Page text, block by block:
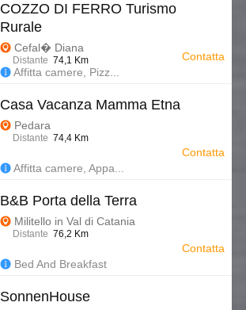
COZZO DI FERRO Turismo
Rurale
Cefal� Diana
Distante 74,1 Km
Affitta camere, Pizz...
Contatta
Casa Vacanza Mamma Etna
Pedara
Distante 74,4 Km
Affitta camere, Appa...
Contatta
B&B Porta della Terra
Militello in Val di Catania
Distante 76,2 Km
Bed And Breakfast
Contatta
SonnenHouse